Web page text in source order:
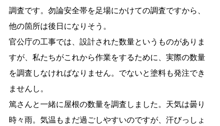
調査です。勿論安全帯を足場にかけての調査ですから、
他の箇所は後日になりそう。
官公庁の工事では、設計された数量というものがありま
すが、私たちがこれから作業をするために、実際の数量
を調査しなければなりません。でないと塗料も発注でき
ませんし。
篤さんと一緒に屋根の数量を調査しました。天気は曇り
時々雨。気温もまだ過ごしやすいのですが、汗びっしょ